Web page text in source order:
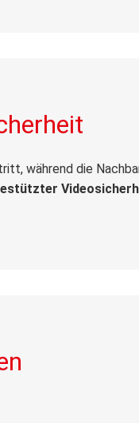
während die